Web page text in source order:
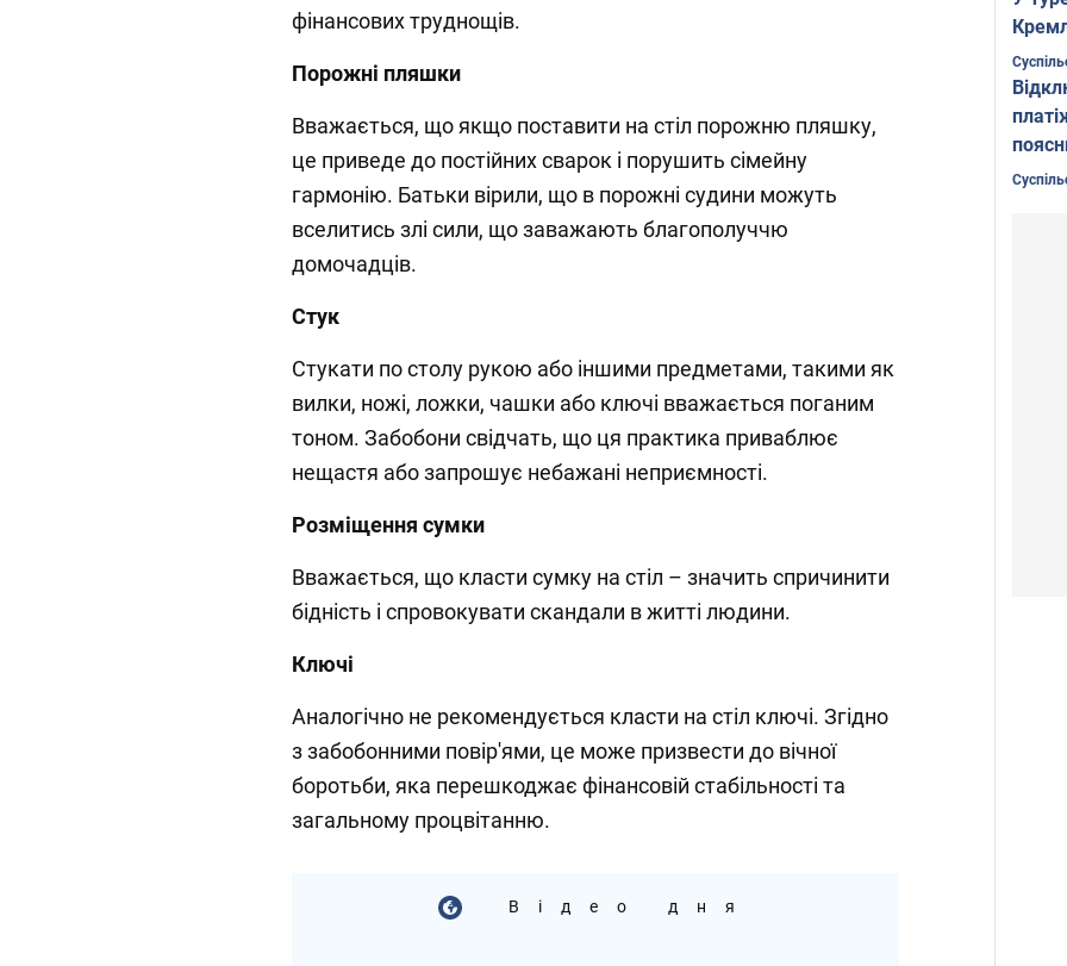
фінансових труднощів.
Порожні пляшки
Вважається, що якщо поставити на стіл порожню пляшку,
це приведе до постійних сварок і порушить сімейну
гармонію. Батьки вірили, що в порожні судини можуть
вселитись злі сили, що заважають благополуччю
домочадців.
Стук
Стукати по столу рукою або іншими предметами, такими як
вилки, ножі, ложки, чашки або ключі вважається поганим
тоном. Забобони свідчать, що ця практика приваблює
нещастя або запрошує небажані неприємності.
Розміщення сумки
Вважається, що класти сумку на стіл – значить спричинити
бідність і спровокувати скандали в житті людини.
Ключі
Аналогічно не рекомендується класти на стіл ключі. Згідно
з забобонними повір'ями, це може призвести до вічної
боротьби, яка перешкоджає фінансовій стабільності та
загальному процвітанню.
Відео дня